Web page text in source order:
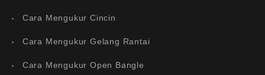
Cara Mengukur Cincin
Cara Mengukur Gelang Rantai
Cara Mengukur Open Bangle